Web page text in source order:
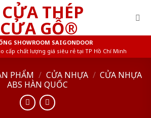
SHOWROOM SAIGONDOOR
cấp chất lượng giá siêu rẻ tại TP Hồ Chí Minh
PHẨM / CỬA NHỰA / CỬA NHỰA
ABS HÀN QUỐC